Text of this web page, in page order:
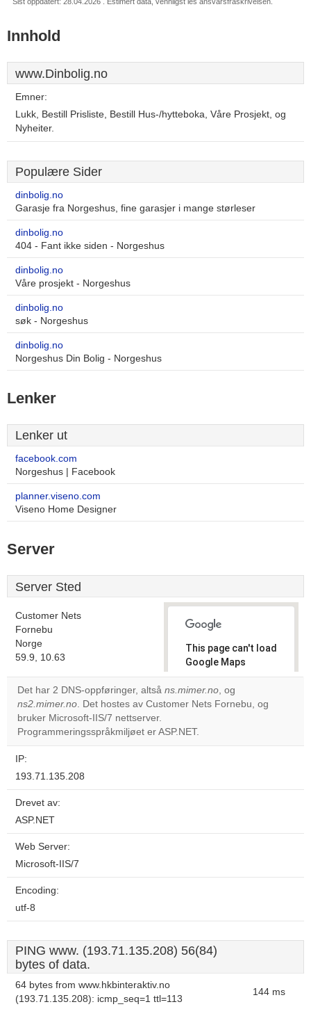
Innhold
www.Dinbolig.no
Emner:
Lukk, Bestill Prisliste, Bestill Hus-/hytteboka, Våre Prosjekt, og
Nyheiter.
Populære Sider
dinbolig.no
Garasje fra Norgeshus, fine garasjer i mange størleser
dinbolig.no
404 - Fant ikke siden - Norgeshus
dinbolig.no
Våre prosjekt - Norgeshus
dinbolig.no
søk - Norgeshus
dinbolig.no
Norgeshus Din Bolig - Norgeshus
Lenker
Lenker ut
facebook.com
Norgeshus | Facebook
planner.viseno.com
Viseno Home Designer
Server
Server Sted
Customer Nets
Fornebu
Norge
59.9, 10.63
This page can't load
Google Maps
correctly.
Do you
website?
Det har 2 DNS-oppføringer, altså ns.mimer.no, og
ns2.mimer.no. Det hostes av Customer Nets Fornebu, og
bruker Microsoft-IIS/7 nettserver.
Programmeringsspråkmiljøet er ASP.NET.
IP:
193.71.135.208
Drevet av:
ASP.NET
Web Server:
Microsoft-IIS/7
Encoding:
utf-8
PING www. (193.71.135.208) 56(84)
bytes of data.
64 bytes from www.hkbinteraktiv.no
(193.71.135.208): icmp_seq=1 ttl=113
144 ms